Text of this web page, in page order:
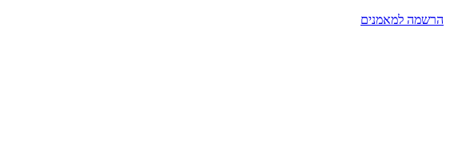
הרשמה למאמנים